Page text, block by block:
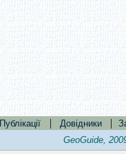
Публікації | Довідники |
GeoGuide,